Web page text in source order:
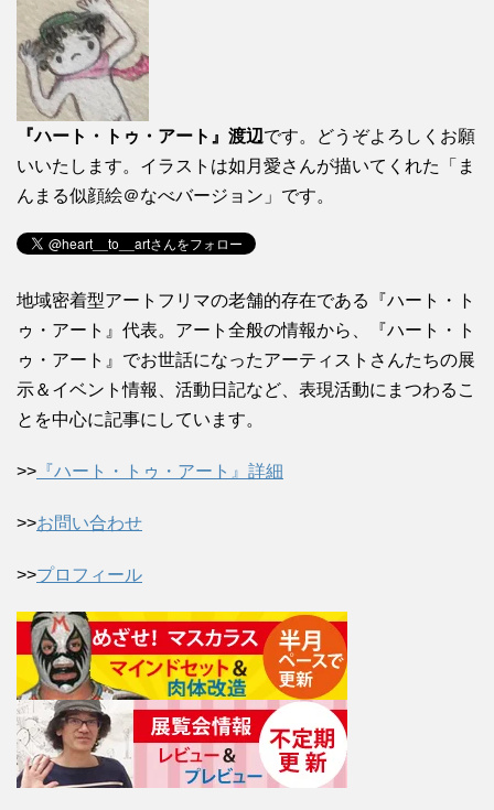
『ハート・トゥ・アート』渡辺です。どうぞよろしくお願
いいたします。イラストは如月愛さんが描いてくれた「ま
んまる似顔絵＠なべバージョン」です。
地域密着型アートフリマの老舗的存在である『ハート・ト
ゥ・アート』代表。アート全般の情報から、『ハート・ト
ゥ・アート』でお世話になったアーティストさんたちの展
示＆イベント情報、活動日記など、表現活動にまつわるこ
とを中心に記事にしています。
>> 『ハート・トゥ・アート』詳細
>>お問い合わせ
>>プロフィール